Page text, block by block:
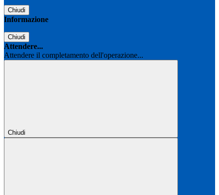
Chiudi
Informazione
Chiudi
Attendere...
Attendere il completamento dell'operazione...
Chiudi